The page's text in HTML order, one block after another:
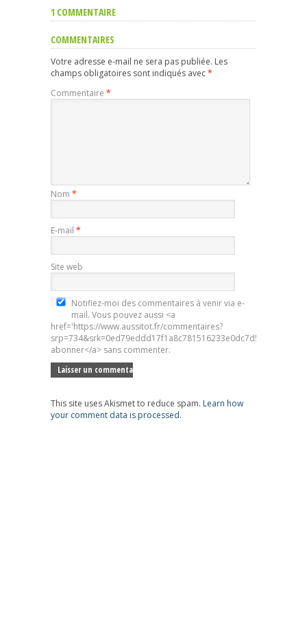
1 COMMENTAIRE
COMMENTAIRES
Votre adresse e-mail ne sera pas publiée. Les
champs obligatoires sont indiqués avec*
Commentaire *
Nom *
E-mail *
Site web
Notifiez-moi des commentaires à venir via e-
mail. Vous pouvez aussi <a
href='https://www.aussitot.fr/commentaires?
abonner</a> sans commenter.
This site uses Akismet to reduce spam. Learn how
your comment data is processed.